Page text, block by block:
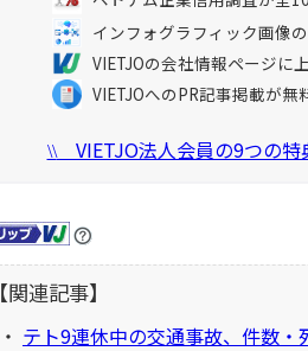
インフォグラフィック画像
VIETJOの会社情報ページに
VIETJOへのPR記事掲載が無
\\VIETJO法人会員の9つの特
【関連記事】
・ テト9連休中の交通事故、件数